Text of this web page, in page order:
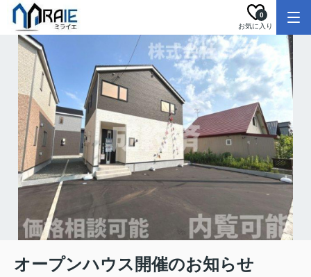
お気に入り
0
オープンハウス開催のお知らせ